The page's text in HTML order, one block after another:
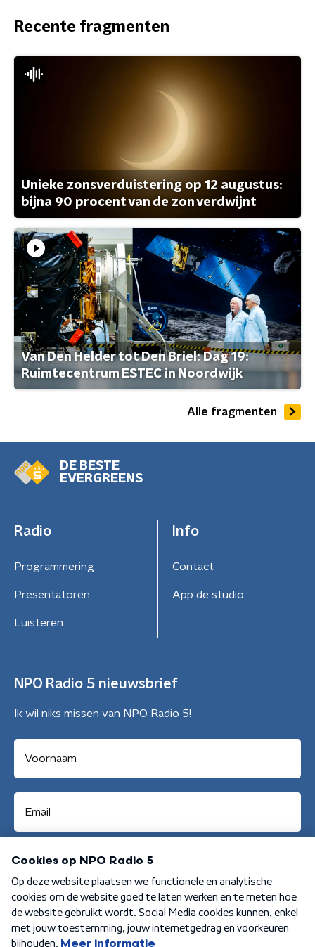
Recente fragmenten
Unieke zonsverduistering op 12 augustus:
bijna 90 procent van de zon verdwijnt
Van Den Helder tot Den Briel: Dag 19:
Ruimtecentrum ESTEC in Noordwijk
Alle fragmenten
DE BESTE
EVERGREENS
Radio
Programmering
Presentatoren
Luisteren
Info
Contact
App de studio
NPO Radio 5 nieuwsbrief
Ik wil niks missen van NPO Radio 5!
Aanmelden
Algemene voorwaarden Privacybeleid